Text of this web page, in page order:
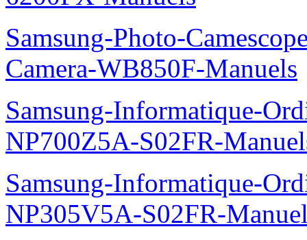
Samsung-Photo-
Camera-WB850F-Manuels
Samsung-Informatique-
NP700Z5A-S02FR-
Samsung-Informatique-
NP305V5A-S02FR-